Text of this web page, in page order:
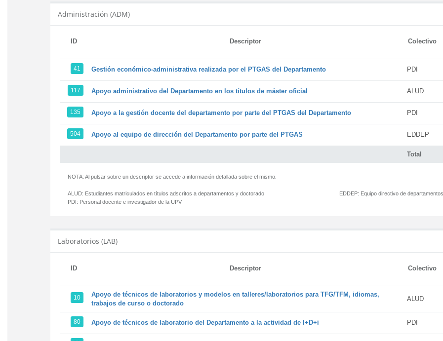
Administración (ADM)
ID Descriptor Colectivo
Total
41 Gestión económico-administrativa realizada por el PTGAS del Departamento PDI
117 Apoyo administrativo del Departamento en los títulos de máster oficial ALUD
135 Apoyo a la gestión docente del departamento por parte del PTGAS del Departamento PDI
504 Apoyo al equipo de dirección del Departamento por parte del PTGAS EDDEP
NOTA: Al pulsar sobre un descriptor se accede a información detallada sobre el mismo.
ALUD: Estudiantes matriculados en títulos adscritos a departamentos y doctorado
PDI: Personal docente e investigador de la UPV
EDDEP: Equipo directivo de departamentos
Laboratorios (LAB)
ID Descriptor Colectivo
10
Apoyo de técnicos de laboratorios y modelos en talleres/laboratorios para TFG/TFM, idiomas,
trabajos de curso o doctorado
ALUD
80 Apoyo de técnicos de laboratorio del Departamento a la actividad de I+D+i PDI